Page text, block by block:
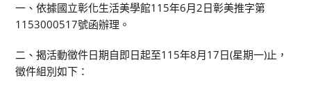
一、依據國立彰化生活美學館115年6月2日彰美推字第
1153000517號函辦理。
二、揭活動徵件日期自即日起至115年8月17日(星期一)止，
徵件組別如下：